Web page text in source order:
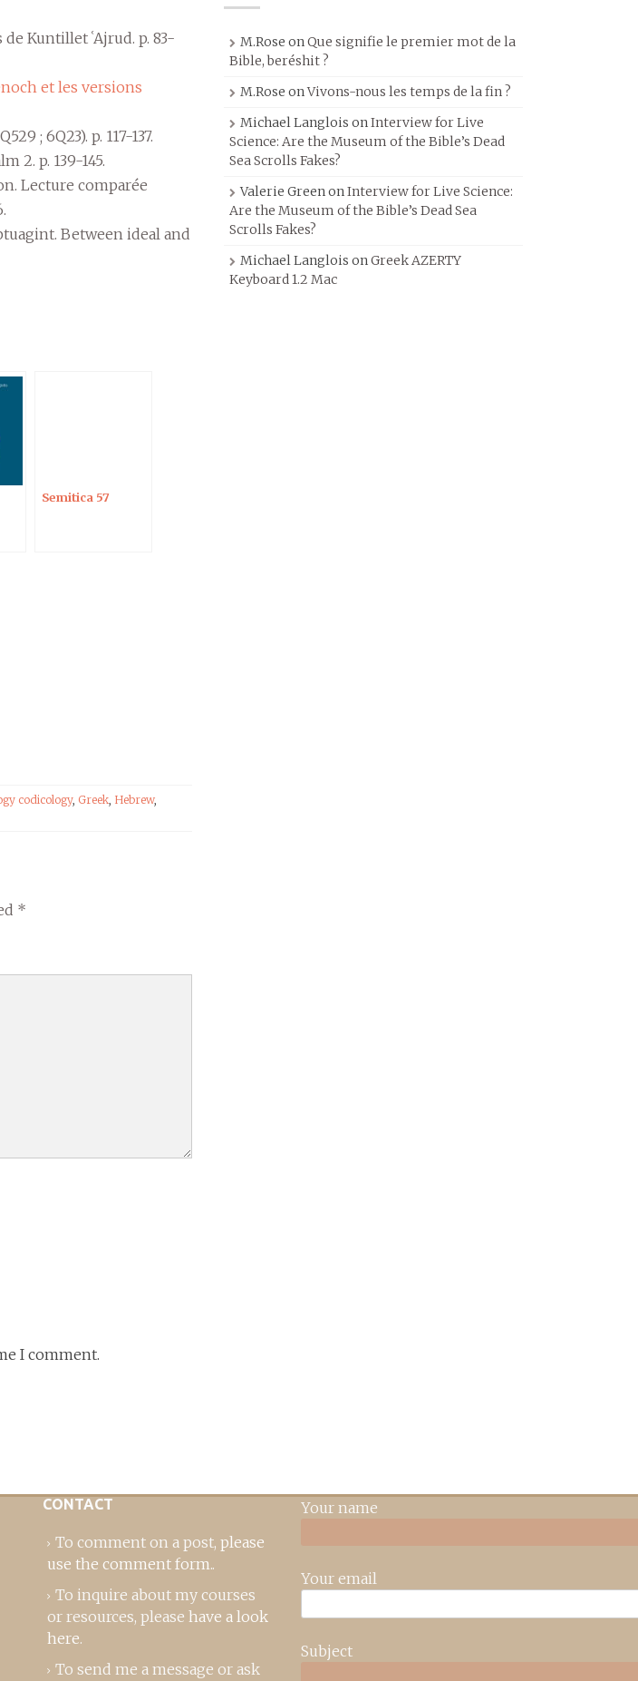
Kuntillet ʿAjrud. p. 83-
et les versions
; 6Q23). p. 117-137.
2. p. 139-145.
Lecture comparée
Between ideal and
Semitica 57
codicology, Greek Hebrew,
*
I comment.
M.Rose onQue signifie le premier mot de la
Bible, beréshit ?
M.Rose onVivons-nous les temps de la fin ?
Michael Langlois onInterview for Live
Science: Are the Museum of the Bible’s Dead
Sea Scrolls Fakes?
Valerie GreenonInterview for Live Science:
Are the Museum of the Bible’s Dead Sea
Scrolls Fakes?
Michael Langlois onGreek AZERTY
Keyboard 1.2 Mac
CONTACT
To comment on a post, please
use the comment form..
To inquire about my courses
or resources, please have a look
here.
To send me a message or ask
Your name
Your email
Subject